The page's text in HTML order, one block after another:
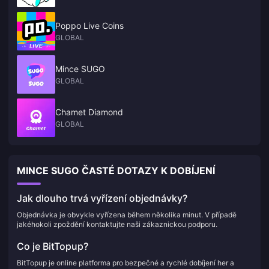
Poppo Live Coins
GLOBAL
Mince SUGO
GLOBAL
Chamet Diamond
GLOBAL
MINCE SUGO ČASTÉ DOTAZY K DOBÍJENÍ
Jak dlouho trvá vyřízení objednávky?
Objednávka je obvykle vyřízena během několika minut. V případě
jakéhokoli zpoždění kontaktujte naši zákaznickou podporu.
Co je BitTopup?
BitTopup je online platforma pro bezpečné a rychlé dobíjení her a